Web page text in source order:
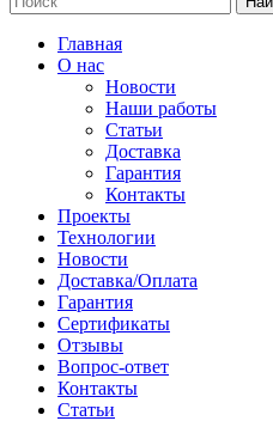
Главная
О нас
Новости
Наши работы
Статьи
Доставка
Гарантия
Контакты
Проекты
Технологии
Новости
Доставка/Оплата
Гарантия
Сертификаты
Отзывы
Вопрос-ответ
Контакты
Статьи